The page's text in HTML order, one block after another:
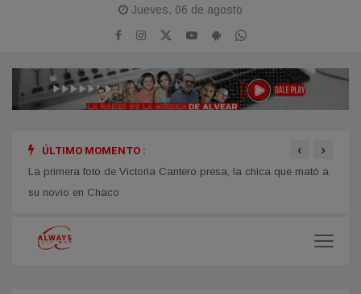
Jueves, 06 de agosto
ÚLTIMO MOMENTO :
La primera foto de Victoria Cantero presa, la chica que mató a
su novio en Chaco
‹ ›